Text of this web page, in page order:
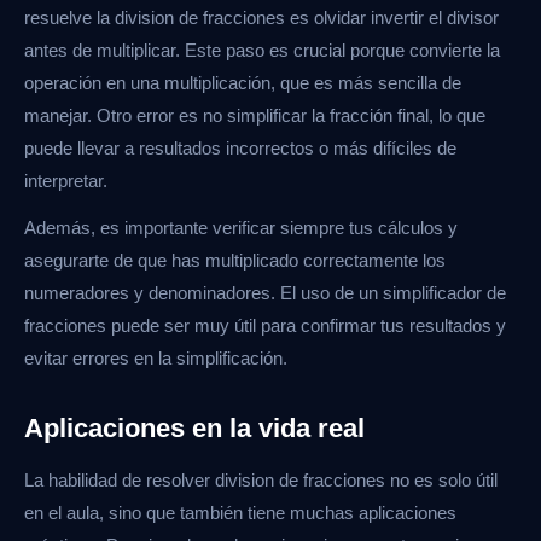
resuelve la division de fracciones es olvidar invertir el divisor
antes de multiplicar. Este paso es crucial porque convierte la
operación en una multiplicación, que es más sencilla de
manejar. Otro error es no simplificar la fracción final, lo que
puede llevar a resultados incorrectos o más difíciles de
interpretar.
Además, es importante verificar siempre tus cálculos y
asegurarte de que has multiplicado correctamente los
numeradores y denominadores. El uso de un simplificador de
fracciones puede ser muy útil para confirmar tus resultados y
evitar errores en la simplificación.
Aplicaciones en la vida real
La habilidad de resolver division de fracciones no es solo útil
en el aula, sino que también tiene muchas aplicaciones